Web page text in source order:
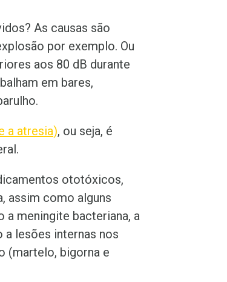
As causas são
por exemplo. Ou
aos 80 dB durante
em bares,
a atresia), ou seja, é
ototóxicos,
assim como alguns
a meningite bacteriana, a
a lesões internas nos
(martelo, bigorna e